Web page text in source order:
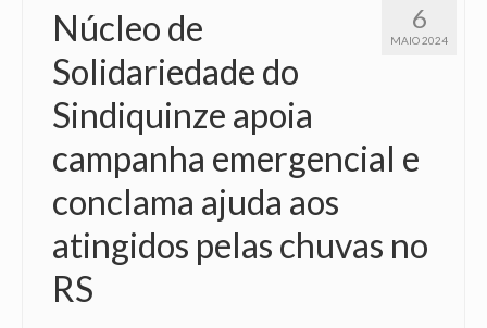
TECNOLOGIA DA INFORMAÇÃO 6
MAIO 2024
Núcleo de
Solidariedade do
Sindiquinze apoia
campanha emergencial e
conclama ajuda aos
atingidos pelas chuvas no
RS